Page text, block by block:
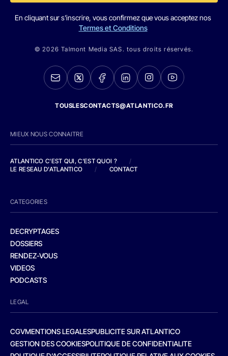
En cliquant sur s'inscrire, vous confirmez que vous acceptez nos
Termes et Conditions
© 2026 Talmont Media SAS. tous droits réservés.
TOUSLESCONTACTS@ATLANTICO.FR
MIEUX NOUS CONNAITRE
ATLANTICO C'EST QUI, C'EST QUOI ?
/
LE RESEAU D'ATLANTICO
/ CONTACT
CATEGORIES
DECRYPTAGES
DOSSIERS
RENDEZ-VOUS
VIDEOS
PODCASTS
LEGAL
CGVMENTIONS LEGALESPUBLICITE SUR ATLANTICO
GESTION DES COOKIESPOLITIQUE DE CONFIDENTIALITE